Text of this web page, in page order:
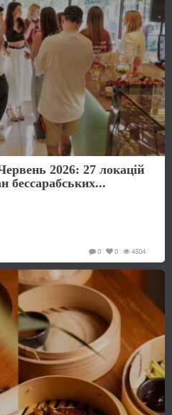
2026: 27 локацій
бессарабських...
4804
0
0